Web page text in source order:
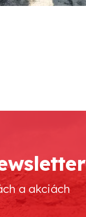
a akciách